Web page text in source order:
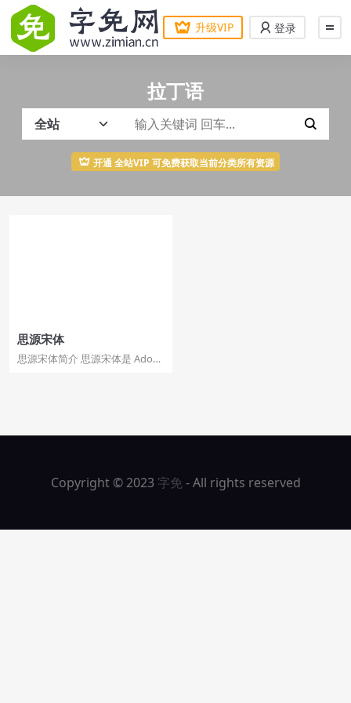
升级VIP 登录
拉丁语
开通 全站VIP 可免费获取当前分类所有资源
思源宋体
思源宋体简介 思源宋体是 Adobe
Copyright © 2023 字免- All rights reserved